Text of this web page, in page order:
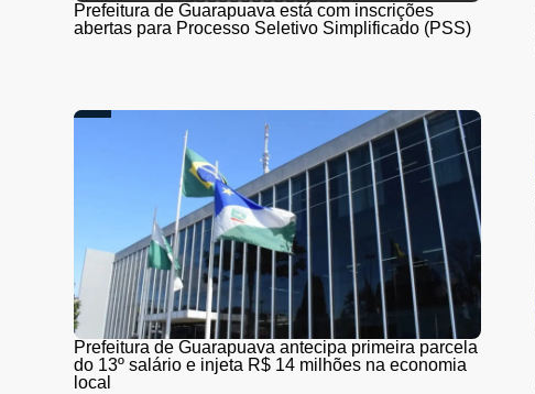
Prefeitura de Guarapuava está com inscrições
abertas para Processo Seletivo Simplificado (PSS)
Prefeitura de Guarapuava antecipa primeira parcela
do 13º salário e injeta R$ 14 milhões na economia
local